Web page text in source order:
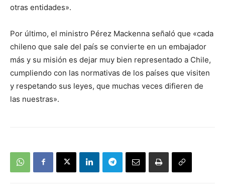
otras entidades».
Por último, el ministro Pérez Mackenna señaló que «cada
chileno que sale del país se convierte en un embajador
más y su misión es dejar muy bien representado a Chile,
cumpliendo con las normativas de los países que visiten
y respetando sus leyes, que muchas veces difieren de
las nuestras».